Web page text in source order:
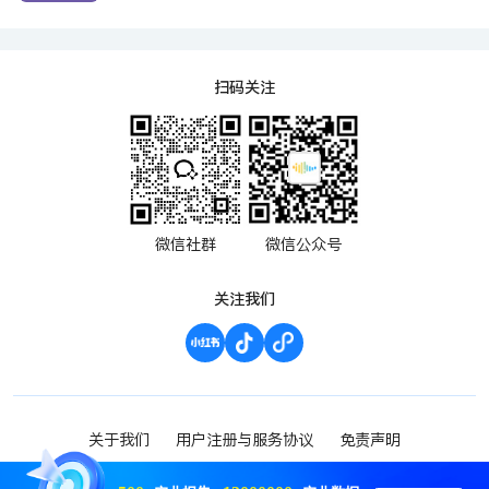
扫码关注
微信社群 微信公众号
关注我们
关于我们 用户注册与服务协议 免责声明